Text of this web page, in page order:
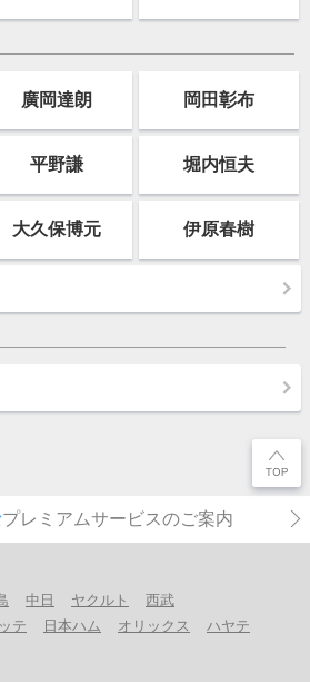
廣岡達朗 岡田彰布
平野謙 堀内恒夫
大久保博元 伊原春樹
プレミアムサービスのご案内
中日 ヤクルト
西武
テ 日本ハム オリックス
ハヤテ